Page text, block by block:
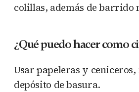
colillas, además de barrido
¿Qué puedo hacer como
Usar papeleras y
depósito de basura.